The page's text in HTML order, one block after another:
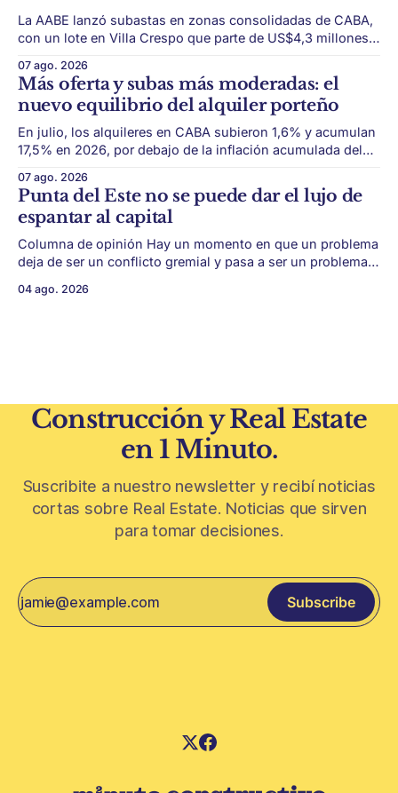
La AABE lanzó subastas en zonas consolidadas de CABA,
con un lote en Villa Crespo que parte de US$4,3 millones y
disponibilidad de tierra en barrios consolidados de CABA
vuelve a estar en el centro del mercado. La
07 ago. 2026
Más oferta y subas más moderadas: el
nuevo equilibrio del alquiler porteño
En julio, los alquileres en CABA subieron 1,6% y acumulan
17,5% en 2026, por debajo de la inflación acumulada del
mostrar una dinámica distinta. Después del fuerte
reacomodamiento que siguió a la derogación de la Ley de
Alquileres, la mayor
07 ago. 2026
Punta del Este no se puede dar el lujo de
espantar al capital
Columna de opinión Hay un momento en que un problema
deja de ser un conflicto gremial y pasa a ser un problema
sin rodeos: lo que está en juego en Punta del Este no es
04 ago. 2026
Construcción y Real Estate
en 1 Minuto.
Suscribite a nuestro newsletter y recibí noticias
cortas sobre Real Estate. Noticias que sirven
para tomar decisiones.
Subscribe